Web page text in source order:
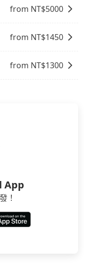
成預約，隔天保證
可以受理，並於
from NT$5000
from NT$1450
from NT$1300
App
！